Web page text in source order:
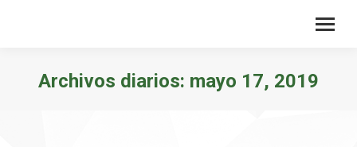
Archivos diarios: mayo 17, 2019